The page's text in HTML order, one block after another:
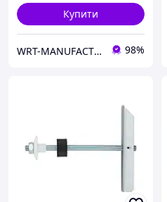
Купити
WRT-MANUFACTURING 98%